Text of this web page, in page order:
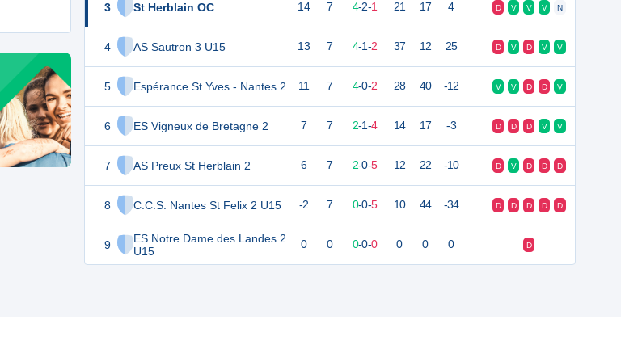
3 St Herblain OC
4 AS Sautron 3 U15
5 Espérance St Yves - Nantes 2
6 ES Vigneux de Bretagne 2
7 AS Preux St Herblain 2
8 C.C.S. Nantes St Felix 2 U15
9
ES Notre Dame des Landes 2
U15
14 7 4-2-1 21 17 4 D V V V N
13 7 4-1-2 37 12 25 D V D V V
11 7 4-0-2 28 40 -12 V V D D V
7 7 2-1-4 14 17 -3 D D D V V
6 7 2-0-5 12 22 -10 D V D D D
-2 7 0-0-5 10 44 -34 D D D D D
0 0 0-0-0 0 0 0 D